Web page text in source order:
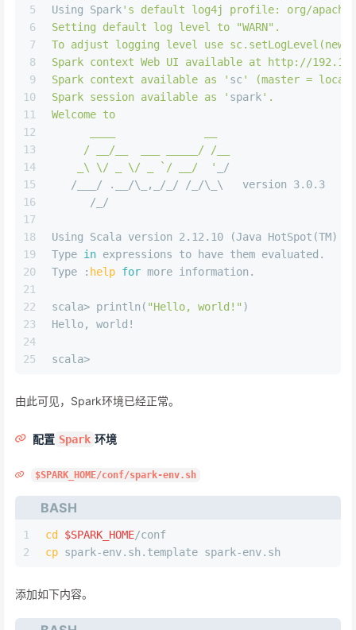
5
6
7
8
9
10
11
12
13
14
15
16
17
18
19
20
21
22
23
24
25
Using Spark's default log4j profile: org/
Setting default log level to "WARN".
To adjust logging level use
Spark context Web UI available at http://
Spark context available as ' sc ' (master =
Spark session available as ' spark'.
Welcome to
     / __/__  ___ _____/ /__
    _\ \/ _ \/ _ `/ __/  '
_/
   /___/ .__/\_,_/_/ /_/\_\   version 3.0.3
      /_/
Using Scala version 2.12.10 (Java HotSpot(TM)
Type in expressions to have them evaluated.
Type : help for more information.
scala> println( "Hello, world!" )
Hello, world!
scala>
由此可见，Spark环境已经正常。
配置 Spark 环境
$SPARK_HOME/conf/spark-env.sh
BASH
1
2
cd $SPARK_HOME/conf
cp spark-env.sh.template spark-env.sh
添加如下内容。